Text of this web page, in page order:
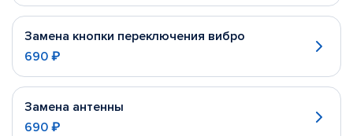
Замена кнопки переключения вибро
690 ₽
Замена антенны
690 ₽